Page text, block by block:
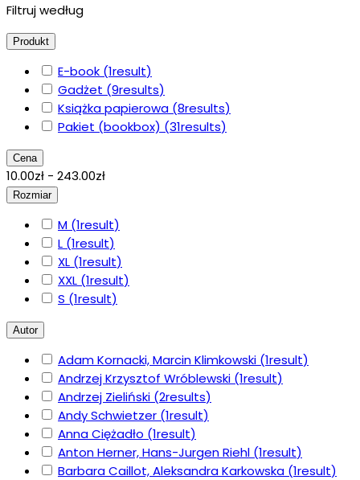
Filtruj według
Produkt
E-book (1result)
Gadżet (9results)
Książka papierowa (8results)
Pakiet (bookbox) (31results)
Cena
10.00zł - 243.00zł
Rozmiar
M (1result)
L (1result)
XL (1result)
XXL (1result)
S (1result)
Autor
Adam Kornacki, Marcin Klimkowski (1result)
Andrzej Krzysztof Wróblewski (1result)
Andrzej Zieliński (2results)
Andy Schwietzer (1result)
Anna Ciężadło (1result)
Anton Herner, Hans-Jurgen Riehl (1result)
Barbara Caillot, Aleksandra Karkowska (1result)